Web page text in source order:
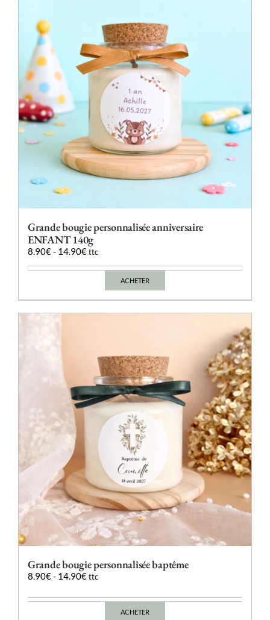
peuvent
être
choisies
sur
la
page
du
produit
Grande bougie personnalisée anniversaire
ENFANT 140g
8.90€- 14.90€ ttc
ACHETER
Ce
peuvent
être
choisies
sur
la
page
du
produit
Grande bougie personnalisée baptême
8.90€- 14.90€ ttc
ACHETER
Ce